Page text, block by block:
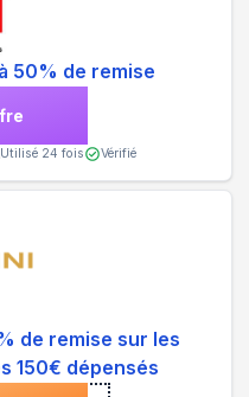
50% de remise
Utilisé 24 fois Vérifié
de remise sur les
150€ dépensés